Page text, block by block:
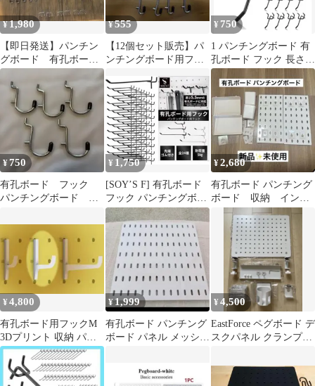
¥1,980
【即日発送】パンチン
グボード 有孔ボー
ド フック40本
¥555
【12個セット販売】パ
ンチングボード用フッ
¥ 750
1 パンチングボード 有
孔ボード フック 長さ
5cm 10個セット¥750
¥750
有孔ボード フック
パンチングボード
¥ 1,750
[SOY’S F] 有孔ボード
フック パンチングボー
ド [24バリエーション]
¥2,680
有孔ボード パンチング
ボード 収納 インテ
リア
¥4,800
有孔ボード用フックM
3Dプリント 収納 パン
チングボード ペグボー
ド
¥1,999
有孔ボード パンチング
ボード パネル メッシ
¥4,500
EastForce ペグボード デ
スクパネル クランプ式